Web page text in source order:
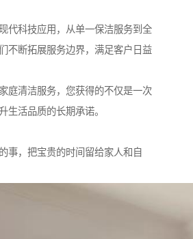
代科技应用，从单一保洁服务到全
不断拓展服务边界，满足客户日益
庭清洁服务，您获得的不仅是一次
生活品质的长期承诺。
事，把宝贵的时间留给家人和自